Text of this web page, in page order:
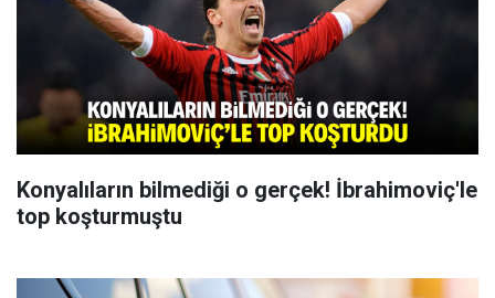
Konyalıların bilmediği o gerçek! İbrahimoviç'le
top koşturmuştu